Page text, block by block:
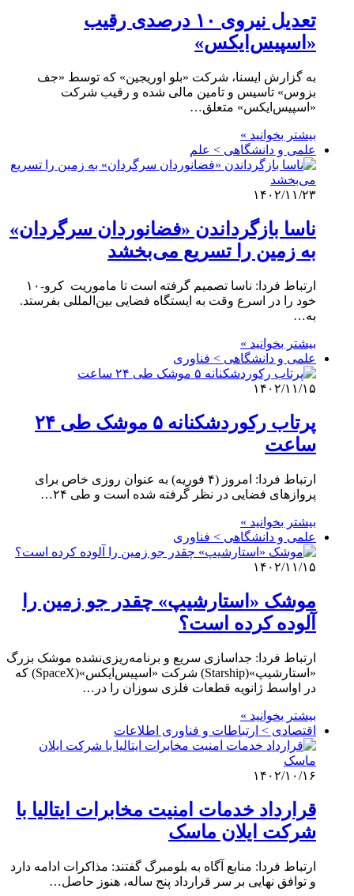
تعدیل نیروی ۱۰ درصدی رقیب
«اسپیس‌ایکس»
به گزارش ایسنا، شرکت «بلو اوریجین» که توسط «جف
بزوس» تاسیس و تامین مالی شده و رقیب شرکت
«اسپیس‌ایکس» متعلق…
بیشتر بخوانید »
علمی‌ و دانشگاهی > علم
۱۴۰۲/۱۱/۲۳
ناسا بازگرداندن «فضانوردان سرگردان»
به زمین را تسریع می‌بخشد
ارتباط فردا: ناسا تصمیم گرفته است تا ماموریت کرو-۱۰
خود را در اسرع وقت به ایستگاه فضایی بین‌المللی بفرستد.
به…
بیشتر بخوانید »
علمی‌ و دانشگاهی > فناوری
۱۴۰۲/۱۱/۱۵
پرتاب رکوردشکنانه ۵ موشک طی ۲۴
ساعت
ارتباط فردا: امروز (۴ فوریه) به عنوان روزی خاص برای
پروازهای فضایی در نظر گرفته شده است و طی ۲۴…
بیشتر بخوانید »
علمی‌ و دانشگاهی > فناوری
۱۴۰۲/۱۱/۱۵
موشک «استارشیپ» چقدر جو زمین را
آلوده کرده است؟
ارتباط فردا: جداسازی سریع و برنامه‌ریزی‌نشده موشک بزرگ
«استارشیپ»(Starship) شرکت «اسپیس‌ایکس»(SpaceX) که
در اواسط ژانویه قطعات فلزی سوزان را در…
بیشتر بخوانید »
اقتصادی > ارتباطات و فناوری اطلاعات
۱۴۰۲/۱۰/۱۶
قرارداد خدمات امنیت مخابرات ایتالیا با
شرکت ایلان ماسک
ارتباط فردا: منابع آگاه به بلومبرگ گفتند: مذاکرات ادامه دارد
و توافق نهایی بر سر قرارداد پنج ساله، هنوز حاصل…